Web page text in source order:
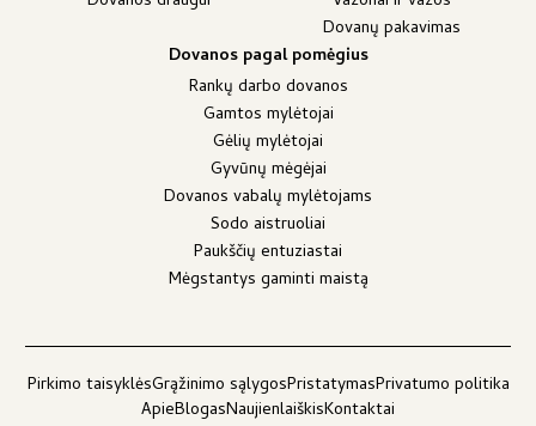
Dovanų pakavimas
Dovanos pagal pomėgius
Rankų darbo dovanos
Gamtos mylėtojai
Gėlių mylėtojai
Gyvūnų mėgėjai
Dovanos vabalų mylėtojams
Sodo aistruoliai
Paukščių entuziastai
Mėgstantys gaminti maistą
Pirkimo taisyklėsGrąžinimo sąlygosPristatymasPrivatumo politika
ApieBlogasNaujienlaiškisKontaktai